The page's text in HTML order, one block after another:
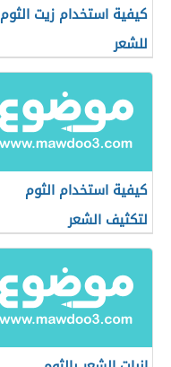
كيفية استخدام زيت الثوم
للشعر
كيفية استخدام الثوم
لتكثيف الشعر